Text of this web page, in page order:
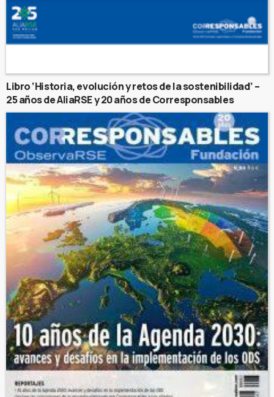
Libro ‘Historia, evolución y retos de la sostenibilidad’ –
25 años de AliaRSE y 20 años de Corresponsables